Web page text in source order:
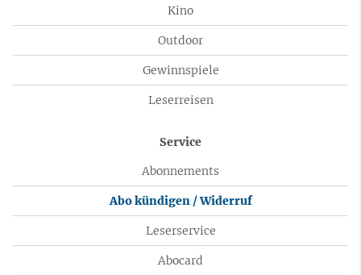
Kino
Outdoor
Gewinnspiele
Leserreisen
Service
Abonnements
Abo kündigen / Widerruf
Leserservice
Abocard